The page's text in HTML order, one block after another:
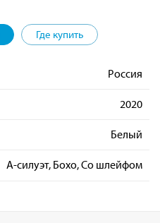
Где купить
Россия
2020
Белый
А-силуэт, Бохо, Со шлейфом